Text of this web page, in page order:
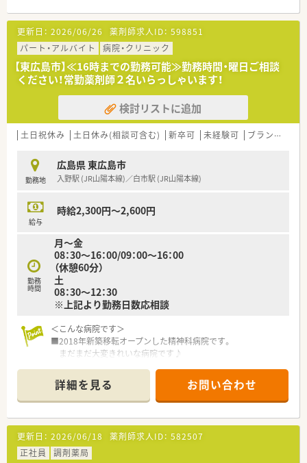
います。
す。
そのため、Iターン等をご検討の方にもオススメです。
＜業務内容＞
■施設内での薬剤師業務に従事して頂きます。
＜こんな方にもオススメ＞
■土日休みで週末はプライベートの時間を大切にしたい方
■残業が少なめの環境でメリハリを付けて働きたい方
■福利厚生等が充実した法人で働きたい方
等々…
少しでも気になった方はお問い合わせくださいませ
更新日： 2026/06/26 薬剤師求人ID： 598851
パート・アルバイト
病院・クリニック
【東広島市】≪16時までの勤務可能≫勤務時間・曜日ご相談
ください！常勤薬剤師２名いらっしゃいます！
検討リストに追加
土日祝休み 土日休み(相談可含む) 新卒可 未経験可 ブランク可
勤務地
広島県 東広島市
入野駅 (JR山陽本線)／白市駅 (JR山陽本線)
給与
時給2,300円～2,600円
勤務
時間
月～金
08：30～16：00/09：00～16：00
（休憩60分）
土
08：30～12：30
※上記より勤務日数応相談
＜こんな病院です＞
■2018年新築移転オープンした精神科病院です。
まだまだ大変きれいな病院です♪
■ＪＲ山陽本線・白市駅または入野駅より車で5分です。
お車通勤が便利な立地です。
■病床数は200床ございます。
＜業務内容＞
■調剤業務から病棟業務等、病院薬剤師としての業務をお任せし
ます。
詳細を見る お問い合わせ
更新日： 2026/06/18 薬剤師求人ID： 582507
正社員
調剤薬局